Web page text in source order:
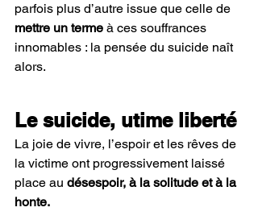
parfois plus d’autre issue que celle de
mettre un terme à ces souffrances
innomables : la pensée du suicide naît
alors.
Le suicide, utime liberté
La joie de vivre, l’espoir et les rêves de
la victime ont progressivement laissé
place au désespoir, à la solitude et à la
honte.